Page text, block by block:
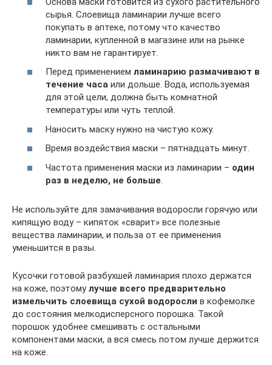
сырья. Слоевища ламинарии лучше всего
покупать в аптеке, потому что качество
ламинарии, купленной в магазине или на рынке
никто вам не гарантирует.
Перед применением ламинарию размачивают в
течение часа или дольше. Вода, используемая
для этой цели, должна быть комнатной
температуры или чуть теплой.
Наносить маску нужно на чистую кожу.
Время воздействия маски – пятнадцать минут.
Частота применения маски из ламинарии – один
раз в неделю, не больше
Не используйте для замачивания водоросли горячую или
кипящую воду – кипяток «сварит» все полезные
вещества ламинарии, и польза от ее применения
уменьшится в разы.
Кусочки готовой разбухшей ламинария плохо держатся
на коже, поэтомулучше всего предварительно
измельчить слоевища сухой водоросли в кофемолке
до состояния мелкодисперсного порошка. Такой
порошок удобнее смешивать с остальными
компонентами маски, а вся смесь потом лучше держится
на коже.